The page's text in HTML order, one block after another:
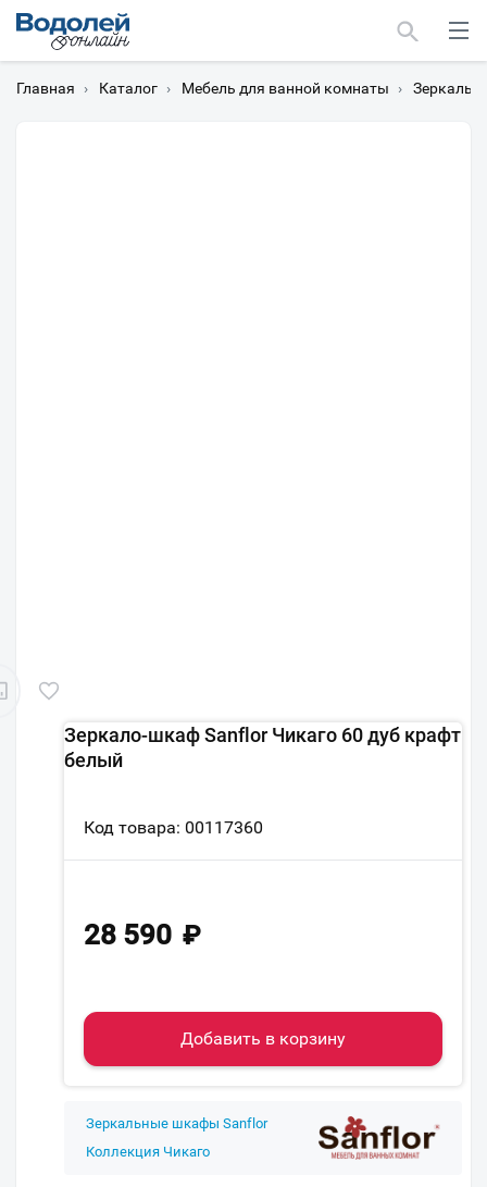
Главная › Каталог › Мебель для ванной комнаты ›
Зеркало-шкаф Sanflor Чикаго 60 дуб крафт
белый
Код товара: 00117360
28 590 ₽
Добавить в корзину
Зеркальные шкафы Sanflor
Коллекция Чикаго